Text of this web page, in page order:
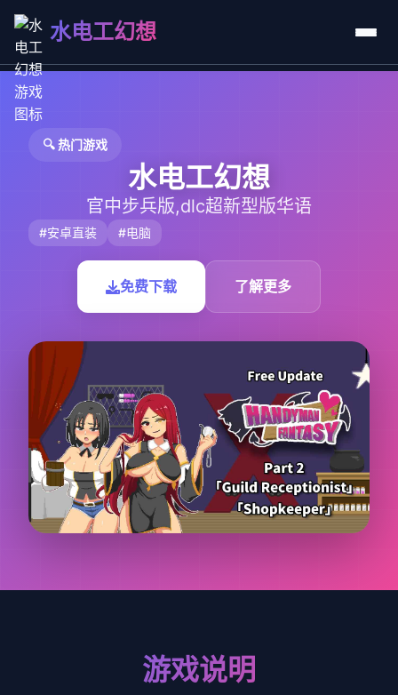
水电工幻想
🔍 热门游戏
水电工幻想
官中步兵版,dlc超新型版华语
#安卓直装 #电脑
免费下载 了解更多
游戏说明